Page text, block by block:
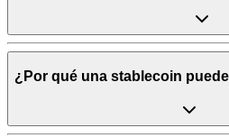
¿Por qué una stablecoin